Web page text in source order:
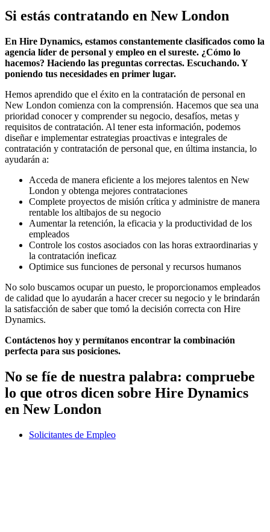
Si estás contratando en New London
En Hire Dynamics, estamos constantemente clasificados como la
agencia líder de personal y empleo en el sureste. ¿Cómo lo
hacemos? Haciendo las preguntas correctas. Escuchando. Y
poniendo tus necesidades en primer lugar.
Hemos aprendido que el éxito en la contratación de personal en
New London comienza con la comprensión. Hacemos que sea una
prioridad conocer y comprender su negocio, desafíos, metas y
requisitos de contratación. Al tener esta información, podemos
diseñar e implementar estrategias proactivas e integrales de
contratación y contratación de personal que, en última instancia, lo
ayudarán a:
Acceda de manera eficiente a los mejores talentos en New
London y obtenga mejores contrataciones
Complete proyectos de misión crítica y administre de manera
rentable los altibajos de su negocio
Aumentar la retención, la eficacia y la productividad de los
empleados
Controle los costos asociados con las horas extraordinarias y
la contratación ineficaz
Optimice sus funciones de personal y recursos humanos
No solo buscamos ocupar un puesto, le proporcionamos empleados
de calidad que lo ayudarán a hacer crecer su negocio y le brindarán
la satisfacción de saber que tomó la decisión correcta con Hire
Dynamics.
Contáctenos hoy y permítanos encontrar la combinación
perfecta para sus posiciones.
No se fíe de nuestra palabra: compruebe
lo que otros dicen sobre Hire Dynamics
en New London
Solicitantes de Empleo